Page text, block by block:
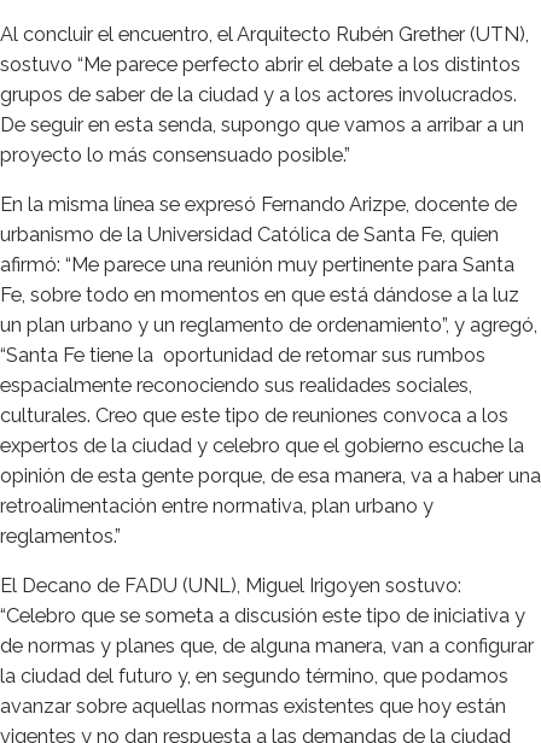
Al concluir el encuentro, el Arquitecto Rubén Grether (UTN),
sostuvo “Me parece perfecto abrir el debate a los distintos
grupos de saber de la ciudad y a los actores involucrados.
De seguir en esta senda, supongo que vamos a arribar a un
proyecto lo más consensuado posible.”
En la misma línea se expresó Fernando Arizpe, docente de
urbanismo de la Universidad Católica de Santa Fe, quien
afirmó: “Me parece una reunión muy pertinente para Santa
Fe, sobre todo en momentos en que está dándose a la luz
un plan urbano y un reglamento de ordenamiento”, y agregó,
“Santa Fe tiene la oportunidad de retomar sus rumbos
espacialmente reconociendo sus realidades sociales,
culturales. Creo que este tipo de reuniones convoca a los
expertos de la ciudad y celebro que el gobierno escuche la
opinión de esta gente porque, de esa manera, va a haber una
retroalimentación entre normativa, plan urbano y
reglamentos.”
El Decano de FADU (UNL), Miguel Irigoyen sostuvo:
“Celebro que se someta a discusión este tipo de iniciativa y
de normas y planes que, de alguna manera, van a configurar
la ciudad del futuro y, en segundo término, que podamos
avanzar sobre aquellas normas existentes que hoy están
vigentes y no dan respuesta a las demandas de la ciudad